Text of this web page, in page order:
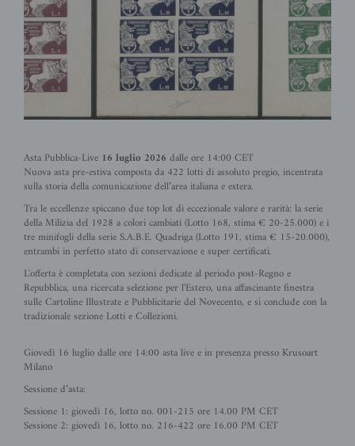
Asta Pubblica-Live 16 luglio 2026 dalle ore 14:00 CET
Nuova asta pre-estiva composta da 422 lotti di assoluto pregio, incentrata
sulla storia della comunicazione dell’area italiana e estera.
Tra le eccellenze spiccano due top lot di eccezionale valore e rarità: la serie
della Milizia del 1928 a colori cambiati (Lotto 168, stima € 20-25.000) e i
tre minifogli della serie S.A.B.E. Quadriga (Lotto 191, stima € 15-20.000),
entrambi in perfetto stato di conservazione e super certificati.
L'offerta è completata con sezioni dedicate al periodo post-Regno e
Repubblica, una ricercata selezione per l'Estero, una affascinante finestra
sulle Cartoline Illustrate e Pubblicitarie del Novecento, e si conclude con la
tradizionale sezione Lotti e Collezioni.
Giovedì 16 luglio dalle ore 14:00 asta live e in presenza presso Krusoart
Milano
Sessione d’asta:
Sessione 1: giovedì 16, lotto no. 001-215 ore 14.00 PM CET
Sessione 2: giovedì 16, lotto no. 216-422 ore 16.00 PM CET